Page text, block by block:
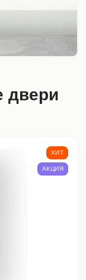
двери
ХИТ
АКЦИЯ